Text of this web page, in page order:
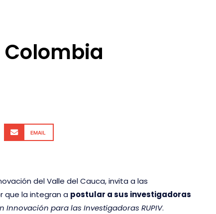
Colombia
EMAIL
del Valle del Cauca, invita a las
que la integran a postular a sus investigadoras
Innovación para las Investigadoras RUPIV.